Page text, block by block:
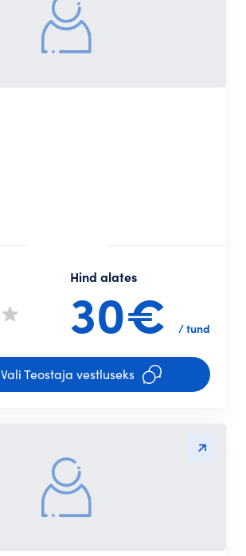
Vali Teostaja vestluseks
Hind alates
30€ / tund